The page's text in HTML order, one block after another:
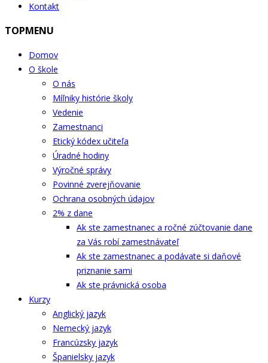
Kontakt
TOPMENU
Domov
O škole
O nás
Míľniky histórie školy
Vedenie
Zamestnanci
Etický kódex učiteľa
Úradné hodiny
Výročné správy
Povinné zverejňovanie
Ochrana osobných údajov
2% z dane
Ak ste zamestnanec a ročné zúčtovanie dane
za Vás robí zamestnávateľ
Ak ste zamestnanec a podávate si daňové
priznanie sami
Ak ste právnická osoba
Kurzy
Anglický jazyk
Nemecký jazyk
Francúzsky jazyk
Španielsky jazyk